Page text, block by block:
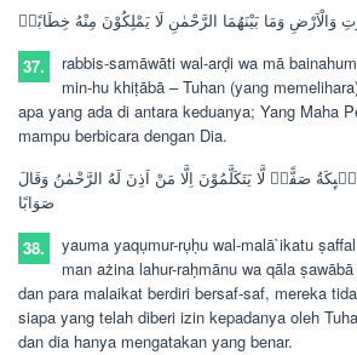
وَالْاَرْضِ وَمَا بَيْنَهُمَا الرَّحْمٰنِ لَا يَمْلِكُوْنَ مِنْهُ خِطَابًاۚ
37.
rabbis-samāwāti wal-arḍi wa mā
min-hu khiṭābā –Tuhan (yang
apa yang ada di antara keduanya; Yang Maha
mampu berbicara dengan Dia.
صَفًّاۙ لَّا يَتَكَلَّمُوْنَ اِلَّا مَنْ اَذِنَ لَهُ الرَّحْمٰنُ وَقَالَ
صَوَابًا
38.
yauma yaqụmur-rụḥu wal-malā`ikatu
man ażina lahur-raḥmānu wa qāla
dan para malaikat berdiri bersaf-saf, mereka
siapa yang telah diberi izin kepadanya oleh
dan dia hanya mengatakan yang benar.